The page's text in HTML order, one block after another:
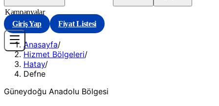
Kampanyalar
Giriş Yap
Fiyat Listesi
Anasayfa/
Hizmet Bölgeleri/
Hatay/
Defne
Güneydoğu Anadolu Bölgesi